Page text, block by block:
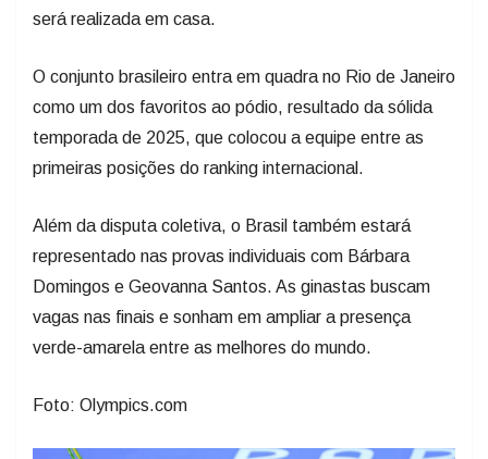
será realizada em casa.
O conjunto brasileiro entra em quadra no Rio de Janeiro
como um dos favoritos ao pódio, resultado da sólida
temporada de 2025, que colocou a equipe entre as
primeiras posições do ranking internacional.
Além da disputa coletiva, o Brasil também estará
representado nas provas individuais com Bárbara
Domingos e Geovanna Santos. As ginastas buscam
vagas nas finais e sonham em ampliar a presença
verde-amarela entre as melhores do mundo.
Foto: Olympics.com